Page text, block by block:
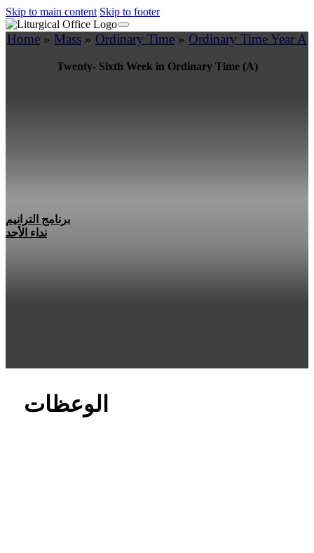
Skip to main content Skip to footer
Home » Mass » Ordinary Time » Ordinary Time Year A
Twenty- Sixth Week in Ordinary Time (A)
برنامج الترانيم
نداء الأحد
الوعظات